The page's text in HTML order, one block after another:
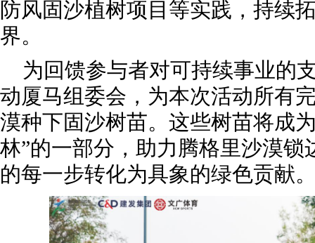
防风固沙植树项目等实践，持续
界。
为回馈参与者对可持续事业的
动厦马组委会，为本次活动所有
漠种下固沙树苗。这些树苗将成
林”的一部分，助力腾格里沙漠锁
的每一步转化为具象的绿色贡献